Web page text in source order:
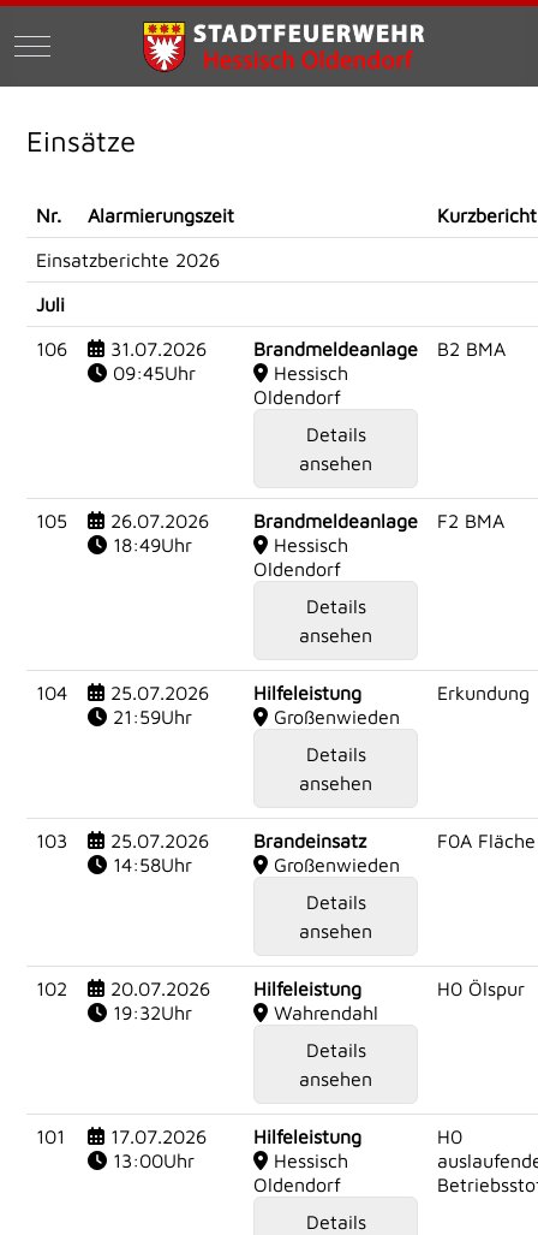
Mobile Menu Toggle
Einsätze
Nr. Alarmierungszeit Kurzbericht
Einsatzberichte 2026
Juli
106
31.07.2026
09:45Uhr
Brandmeldeanlage
Hessisch
Oldendorf
Details
ansehen
B2 BMA
105
26.07.2026
18:49Uhr
Brandmeldeanlage
Hessisch
Oldendorf
Details
ansehen
F2 BMA
104
25.07.2026
21:59Uhr
Hilfeleistung
Großenwieden
Details
ansehen
Erkundung
103
25.07.2026
14:58Uhr
Brandeinsatz
Großenwieden
Details
ansehen
F0A Fläche
102
20.07.2026
19:32Uhr
Hilfeleistung
Wahrendahl
Details
ansehen
H0 Ölspur
101
17.07.2026
13:00Uhr
Hilfeleistung
Hessisch
Oldendorf
Details
H0